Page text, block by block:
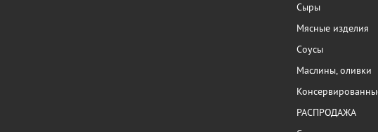
Сыры
Мясные изделия
Соусы
Маслины, оливки
РАСПРОДАЖА